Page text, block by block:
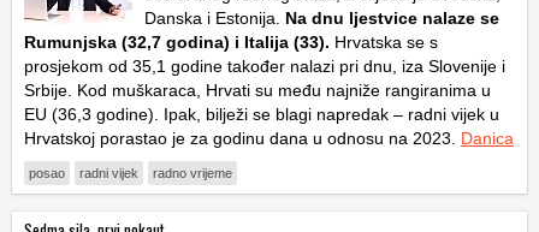
Danska i Estonija.
Na dnu ljestvice nalaze se
Rumunjska (32,7 godina) i Italija (33). Hrvatska se s
prosjekom od 35,1 godine također nalazi pri dnu, iza Slovenije i
Srbije. Kod muškaraca, Hrvati su među najniže rangiranima u
EU (36,3 godine). Ipak, bilježi se blagi napredak – radni vijek u
Hrvatskoj porastao je za godinu dana u odnosu na 2023. Danica
posao radni vijek radno vrijeme